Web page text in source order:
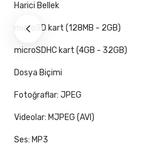
Harici Bellek
microSD kart (128MB - 2GB)
microSDHC kart (4GB - 32GB)
Dosya Biçimi
Fotoğraflar: JPEG
Videolar: MJPEG (AVI)
Ses: MP3